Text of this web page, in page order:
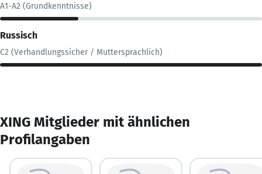
A1-A2 (Grundkenntnisse)
Russisch
C2 (Verhandlungssicher / Muttersprachlich)
XING Mitglieder mit ähnlichen
Profilangaben